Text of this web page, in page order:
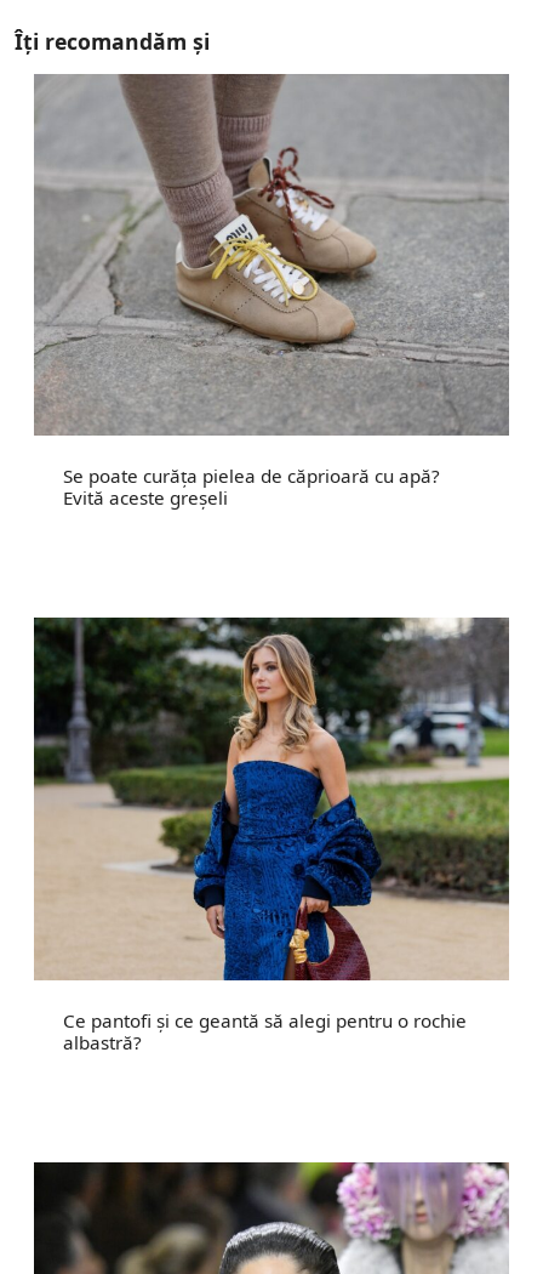
Îți recomandăm și
Se poate curăța pielea de căprioară cu apă?
Evită aceste greșeli
Ce pantofi și ce geantă să alegi pentru o rochie
albastră?